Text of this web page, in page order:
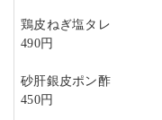
鶏皮ねぎ塩タレ
490円
砂肝銀皮ポン酢
450円